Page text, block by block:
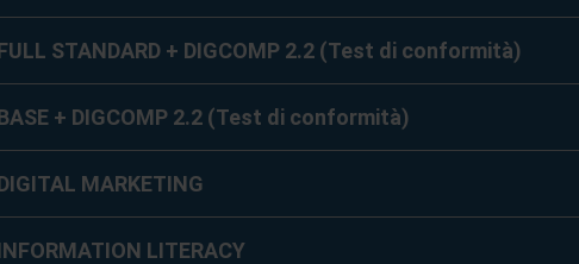
STANDARD + DIGCOMP 2.2 (Test di conformità)
+ DIGCOMP 2.2 (Test di conformità)
MARKETING
LITERACY